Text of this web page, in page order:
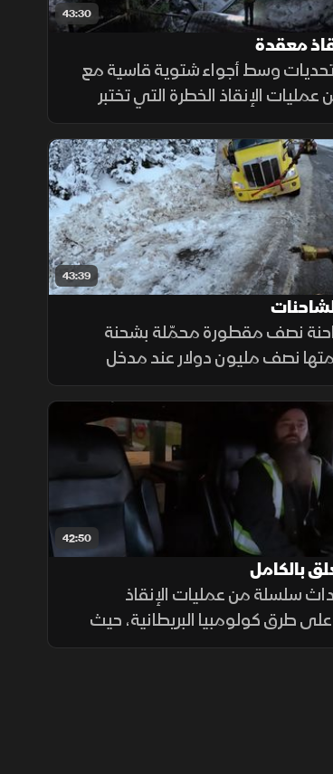
43:30
معقدة
وسط أجواء شتوية قاسية مع
الإنقاذ الخطرة التي تختبر
الجدد والمخضرمين على حد
الوافد الجديد أولى مهامه الكبرى
الثقيلة الجديدة.
43:39
نصف مقطورة محمّلة بشحنة
نصف مليون دولار عند مدخل
المكابح المزدحمة في زوبكيوس،
طوارئ، حيث تتدخل فرق الإنقاذ
الطريق
42:50
بالكامل
سلسلة من عمليات الإنقاذ
طرق كولومبيا البريطانية، حيث
أخشاب أثناء محاولة تفادي حيوان